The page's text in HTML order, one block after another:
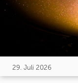
29. Juli 2026